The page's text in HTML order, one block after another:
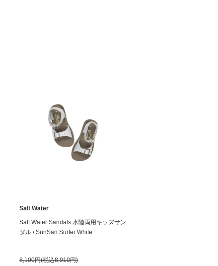
Salt Water
Salt Water Sandals 水陸両用キッズサン
ダル / SunSan Surfer White
8,100円(税込8,910円)